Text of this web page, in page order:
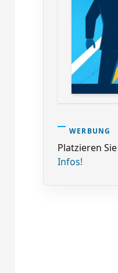
WERBUNG
Platzieren
Infos!